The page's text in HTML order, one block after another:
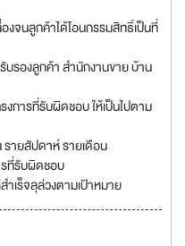
จนลูกค้าได้โอนกรรมสิทธิ์เป็นที่
บรองลูกค้า สำนักงานขาย บ้าน
การที่รับผิดชอบ ให้เป็นไปตาม
รายสัปดาห์ รายเดือน
รที่รับผิดชอบ
เร็จลุล่วงตามเป้าหมาย